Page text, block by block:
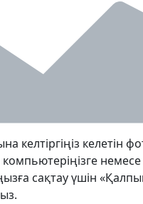
келтіргіңіз келетін
немесе
сақтау үшін